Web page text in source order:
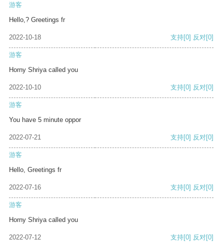
游客
Hello,? Greetings fr
2022-10-18 支持[0] 反对[0]
游客
Horny Shriya called you
2022-10-10 支持[0] 反对[0]
游客
You have 5 minute oppor
2022-07-21 支持[0] 反对[0]
游客
Hello, Greetings fr
2022-07-16 支持[0] 反对[0]
游客
Horny Shriya called you
2022-07-12 支持[0] 反对[0]